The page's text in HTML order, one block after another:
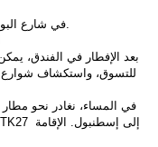
فندقنا: فندق SSAW Boutique في شارع البوند 4★ وما يماثله.